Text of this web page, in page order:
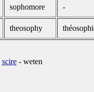
sophomore -
theosophy
scire- weten